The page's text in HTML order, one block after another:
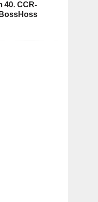
40. CCR-